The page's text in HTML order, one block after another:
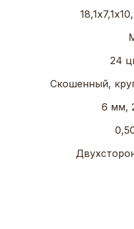
24
Скошенный,
6 мм,